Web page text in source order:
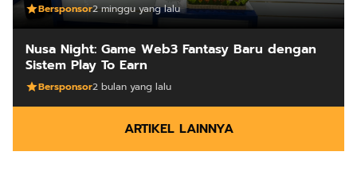
Bersponsor2 minggu yang lalu
Nusa Night: Game Web3 Fantasy Baru dengan
Sistem Play To Earn
Bersponsor2 bulan yang lalu
ARTIKEL LAINNYA